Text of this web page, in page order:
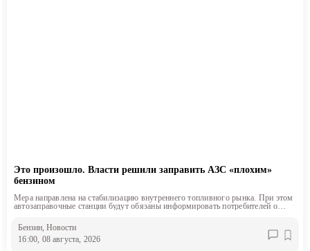
Это произошло. Власти решили заправить АЗС «плохим»
бензином
Мера направлена на стабилизацию внутреннего топливного рынка. При этом
автозаправочные станции будут обязаны информировать потребителей о
Бензин, Новости
16:00, 08 августа, 2026